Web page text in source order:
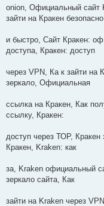
onion, Официальный сайт
зайти на Кракен безопасно
и быстро, Сайт Кракен:
доступа, Кракен: доступ
через VPN, Ка к зайти на
зеркало, Официальная
ссылка на Кракен, Как
ссылку, Кракен:
доступ через ТОР,
Кракен, Kraken: как
за, Kraken официальный
зеркало сайта, Как
зайти на Kraken через